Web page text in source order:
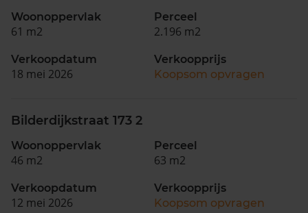
Woonoppervlak
61 m2
Perceel
2.196 m2
Verkoopdatum
18 mei 2026
Verkoopprijs
Koopsom opvragen
Bilderdijkstraat 173 2
Woonoppervlak
46 m2
Perceel
63 m2
Verkoopdatum
12 mei 2026
Verkoopprijs
Koopsom opvragen